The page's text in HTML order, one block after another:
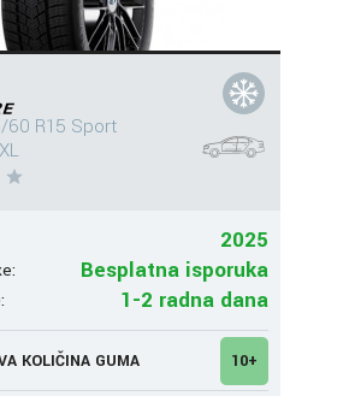
60 R15 Sport
2025
Besplatna isporuka
1-2 radna dana
KOLIČINA GUMA 10+